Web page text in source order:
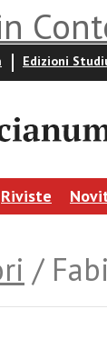
Edizioni
Riviste
/